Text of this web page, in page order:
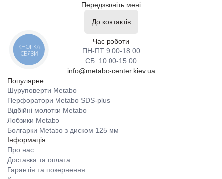
Передзвоніть мені
До контактів
Час роботи
ПН-ПТ 9:00-18:00
СБ: 10:00-15:00
info@metabo-center.kiev.ua
Популярне
Шуруповерти Metabo
Перфоратори Metabo SDS-plus
Відбійні молотки Metabo
Лобзики Metabo
Болгарки Metabo з диском 125 мм
Інформація
Про нас
Доставка та оплата
Гарантія та повернення
КНОПКА
СВЯЗИ